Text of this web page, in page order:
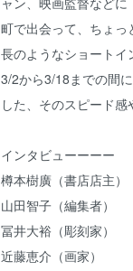
町で出会って、ちょ
長のようなショートイ
3/2から3/18までの間
した、そのスピード感
インタビューーーー
樽本樹廣（書店店主
山田智子（編集者）
冨井大裕（彫刻家）
近藤恵介（画家）